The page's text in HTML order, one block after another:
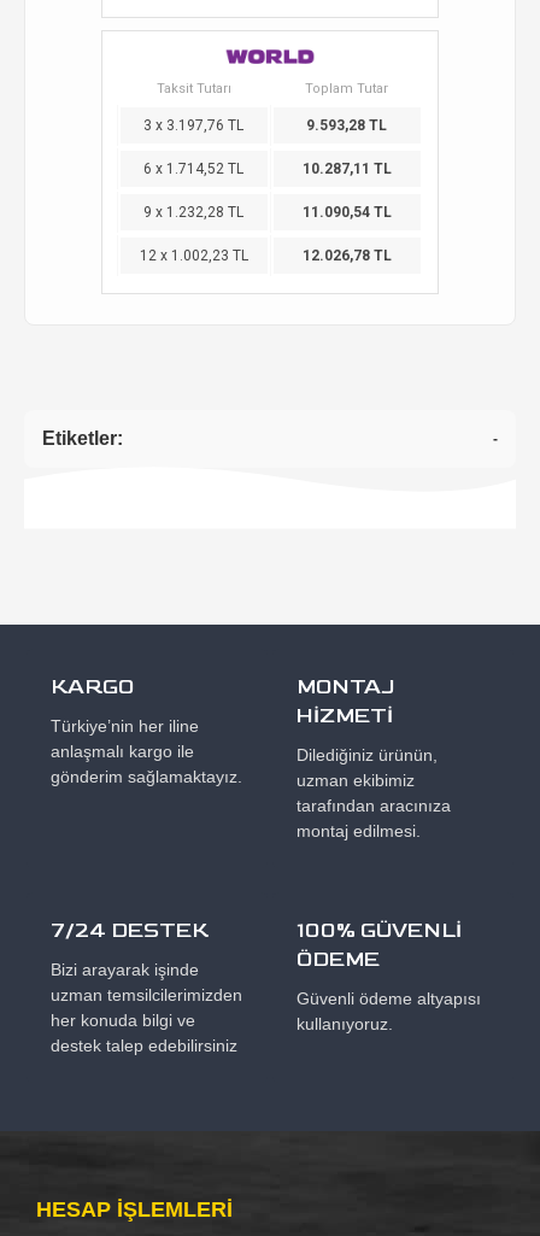
Taksit Tutarı Toplam Tutar
3 x 3.197,76 TL 9.593,28 TL
6 x 1.714,52 TL 10.287,11 TL
9 x 1.232,28 TL 11.090,54 TL
12 x 1.002,23 TL 12.026,78 TL
Etiketler: -
KARGO
Türkiye’nin her iline
anlaşmalı kargo ile
gönderim sağlamaktayız.
MONTAJ
HİZMETİ
Dilediğiniz ürünün,
uzman ekibimiz
tarafından aracınıza
montaj edilmesi.
7/24 DESTEK
Bizi arayarak işinde
uzman temsilcilerimizden
her konuda bilgi ve
destek talep edebilirsiniz
100% GÜVENLİ
ÖDEME
Güvenli ödeme altyapısı
kullanıyoruz.
HESAP IŞLEMLERI